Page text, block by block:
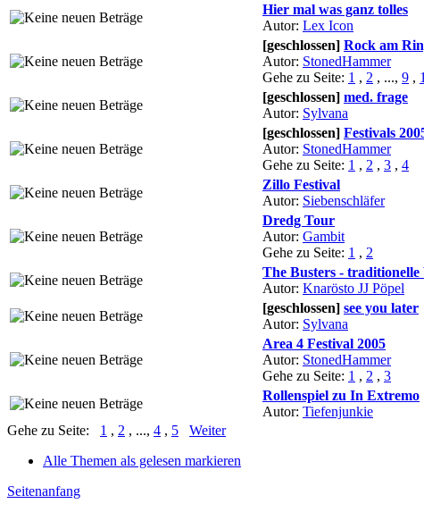
Hier mal was ganz tolles
Autor: Lex Icon
[geschlossen] Rock am
Autor: StonedHammer
Gehe zu Seite: 1 , 2 , ..., 9 ,
[geschlossen] med. frage
Autor: Sylvana
[geschlossen] Festivals
Autor: StonedHammer
Gehe zu Seite: 1 , 2 , 3 , 4
Zillo Festival
Autor: Siebenschläfer
Dredg Tour
Autor: Gambit
Gehe zu Seite: 1 , 2
The Busters -
Autor: Knarösto JJ Pöpel
[geschlossen] see you later
Autor: Sylvana
Area 4 Festival 2005
Autor: StonedHammer
Gehe zu Seite: 1 , 2 , 3
Rollenspiel zu In Extremo
Autor: Tiefenjunkie
Gehe zu Seite: 1 , 2 , ..., 4 , 5
Weiter
Alle Themen als gelesen markieren
Seitenanfang